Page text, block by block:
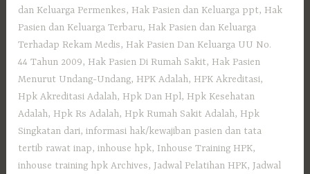
dan Keluarga Permenkes, Hak Pasien dan Keluarga ppt, Hak
Pasien dan Keluarga Terbaru, Hak Pasien dan Keluarga
Terhadap Rekam Medis, Hak Pasien Dan Keluarga UU No.
44 Tahun 2009, Hak Pasien Di Rumah Sakit, Hak Pasien
Menurut Undang-Undang, HPK Adalah, HPK Akreditasi,
Hpk Akreditasi Adalah, Hpk Dan Hpl, Hpk Kesehatan
Adalah, Hpk Rs Adalah, Hpk Rumah Sakit Adalah, Hpk
Singkatan dari,informasi hak/kewajiban pasien dan tata
tertib rawat inap,inhouse hpk, Inhouse Training HPK,
inhouse training hpk Archives, Jadwal Pelatihan HPK, Jadwal